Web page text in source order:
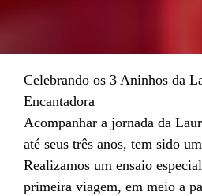
Celebrando os 3 Aninhos da
Encantadora
Acompanhar a jornada da
até seus três anos, tem sido
Realizamos um ensaio
primeira viagem, em meio a